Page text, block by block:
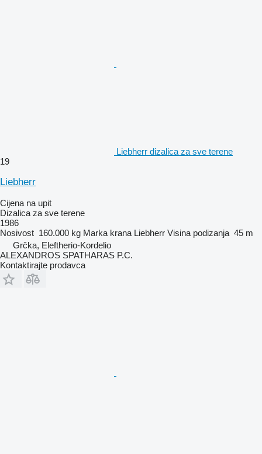
Liebherr dizalica za sve terene
19
Liebherr
Cijena na upit
Dizalica za sve terene
1986
Nosivost 160.000 kg Marka krana Liebherr Visina podizanja 45 m
Grčka, Eleftherio-Kordelio
ALEXANDROS SPATHARAS P.C.
Kontaktirajte prodavca